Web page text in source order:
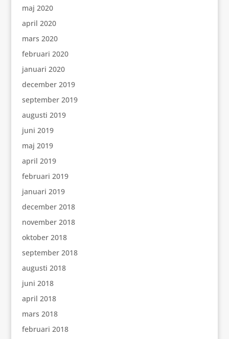
maj 2020
april 2020
mars 2020
februari 2020
januari 2020
december 2019
september 2019
augusti 2019
juni 2019
maj 2019
april 2019
februari 2019
januari 2019
december 2018
november 2018
oktober 2018
september 2018
augusti 2018
juni 2018
april 2018
mars 2018
februari 2018